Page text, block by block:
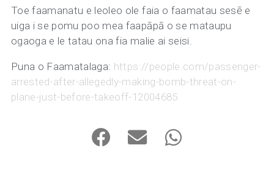
Toe faamanatu e leoleo ole faia o faamatau sesē e
uiga i se pomu poo mea faapāpā o se mataupu
ogaoga e le tatau ona fia malie ai seisi.
Puna o Faamatalaga: https://people.com/passenger-
arrested-after-allegedly-making-bomb-threat-on-
plane-just-before-takeoff-12004685